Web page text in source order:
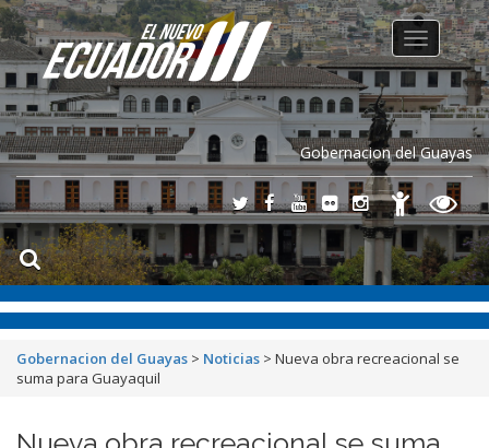
Gobernacion del Guayas
Toggle
navigation
Gobernacion del Guayas > Noticias > Nueva obra recreacional se
suma para Guayaquil